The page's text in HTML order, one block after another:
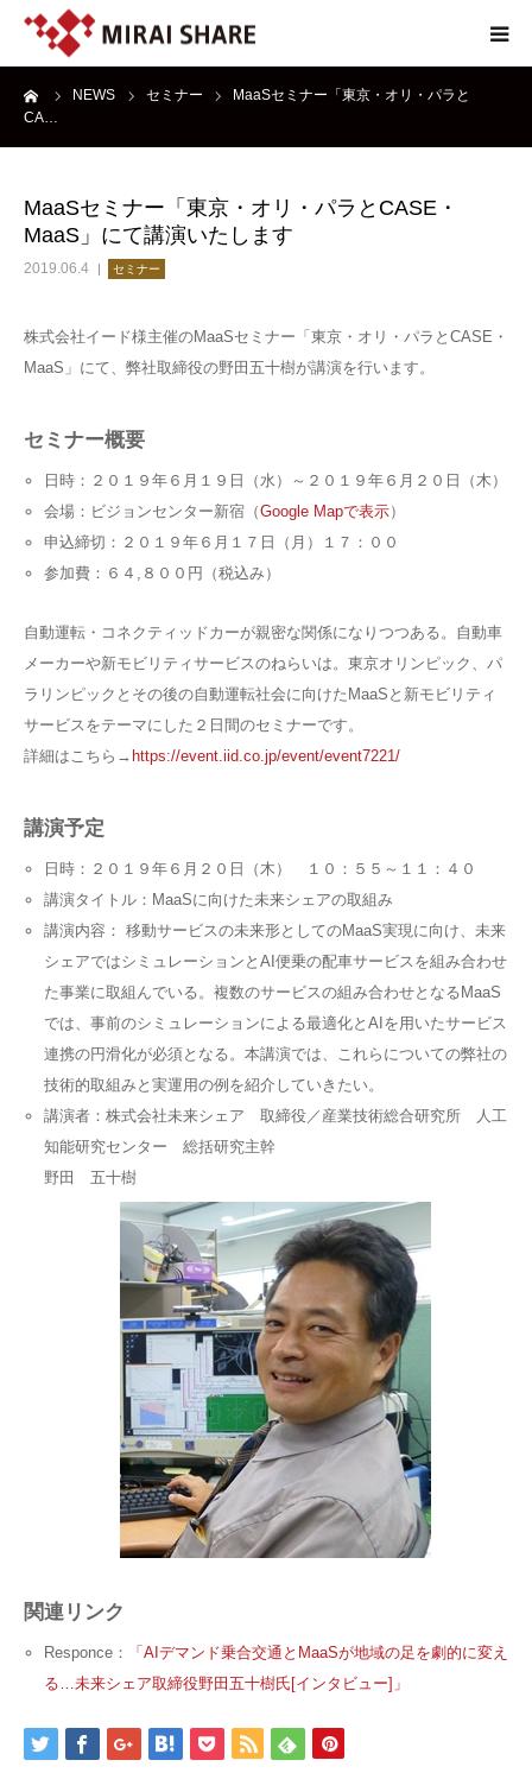
NEWS セミナー
MaaSセミナー「東京・オリ・パラと
CA…
MaaSセミナー「東京・オリ・パラとCASE・
MaaS」にて講演いたします
2019.06.4 セミナー
株式会社イード様主催のMaaSセミナー「東京・オリ・パラとCASE・
MaaS」にて、弊社取締役の野田五十樹が講演を行います。
セミナー概要
日時：２０１９年６月１９日（水）～２０１９年６月２０日（木）
会場：ビジョンセンター新宿（Google Mapで表示）
申込締切：２０１９年６月１７日（月）１７：００
参加費：６４,８００円（税込み）
自動運転・コネクティッドカーが親密な関係になりつつある。自動車
メーカーや新モビリティサービスのねらいは。東京オリンピック、パ
ラリンピックとその後の自動運転社会に向けたMaaSと新モビリティ
サービスをテーマにした２日間のセミナーです。
詳細はこちら→ https://event.iid.co.jp/event/event7221/
講演予定
日時：２０１９年６月２０日（木） １０：５５～１１：４０
講演タイトル：MaaSに向けた未来シェアの取組み
講演内容： 移動サービスの未来形としてのMaaS実現に向け、未来
シェアではシミュレーションとAI便乗の配車サービスを組み合わせ
た事業に取組んでいる。複数のサービスの組み合わせとなるMaaS
では、事前のシミュレーションによる最適化とAIを用いたサービス
連携の円滑化が必須となる。本講演では、これらについての弊社の
技術的取組みと実運用の例を紹介していきたい。
講演者：株式会社未来シェア 取締役／産業技術総合研究所 人工
知能研究センター 総括研究主幹
野田 五十樹
関連リンク
Responce：
「AIデマンド乗合交通とMaaSが地域の足を劇的に変え
る…未来シェア取締役野田五十樹氏[インタビュー]」
NEWS
SERVICE
ABOUT